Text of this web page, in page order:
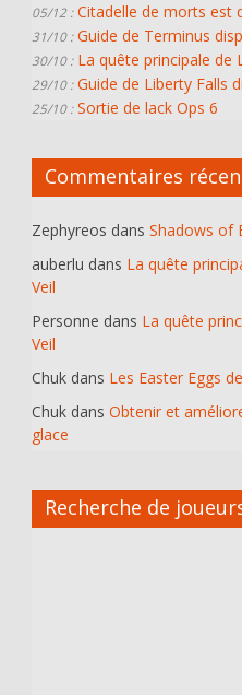
05/12 : Citadelle de morts est
31/10 : Guide de Terminus
30/10 : La quête principale de
29/10 : Guide de Liberty Falls
25/10 : Sortie de lack Ops 6
Commentaires
Zephyreos dans Shadows of
auberlu dans La quête
Veil
Personne dans La quête
Veil
Chuk dans Les Easter Eggs
Chuk dans Obtenir et
glace
Recherche de